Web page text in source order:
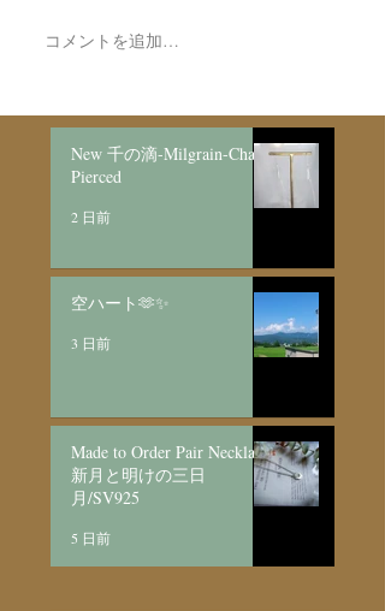
コメントを追加…
New 千の滴-Milgrain-Chain
Pierced
2 日前
空ハート🫶✨
3 日前
Made to Order Pair Necklace
新月と明けの三日
月/SV925
5 日前